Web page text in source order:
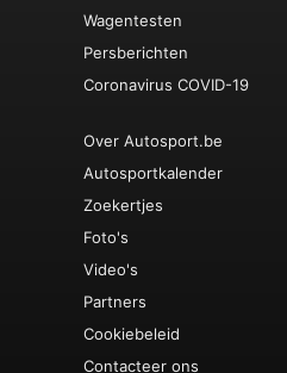
Wagentesten
Persberichten
Coronavirus COVID-19
Over Autosport.be
Autosportkalender
Zoekertjes
Foto's
Video's
Partners
Cookiebeleid
Contacteer ons